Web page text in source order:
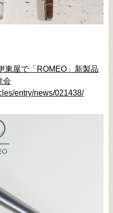
東屋で「ROMEO」新製品
会
entry/news/021438/